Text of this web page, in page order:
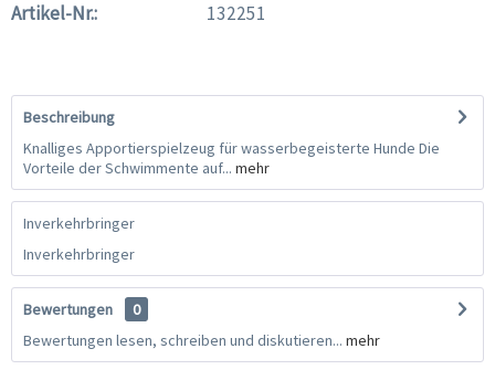
Artikel-Nr.: 132251
Beschreibung
Knalliges Apportierspielzeug für wasserbegeisterte Hunde Die
Vorteile der Schwimmente auf... mehr
Inverkehrbringer
Inverkehrbringer
Bewertungen
0
Bewertungen lesen, schreiben und diskutieren... mehr